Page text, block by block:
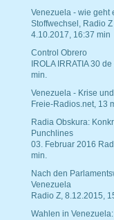
Venezuela - wie geht
Stoffwechsel, Radio Z
4.10.2017, 16:37 min
Control Obrero
IROLA IRRATIA 30
min.
Venezuela - Krise
Freie-Radios.net, 13
Radia Obskura:
Punchlines
03. Februar 2016
min.
Nach den
Venezuela
Radio Z, 8.12.2015,
Wahlen in